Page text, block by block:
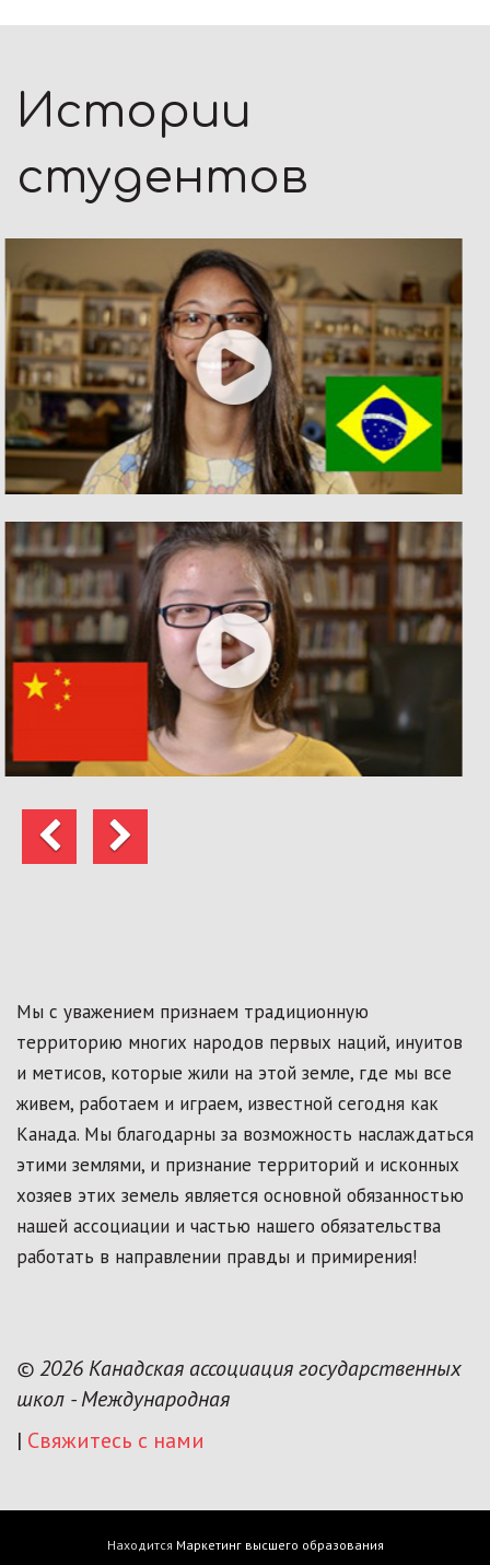
Истории
студентов
ПредыдущийСледующий
Мы с уважением признаем традиционную
территорию многих народов первых наций, инуитов
и метисов, которые жили на этой земле, где мы все
живем, работаем и играем, известной сегодня как
Канада. Мы благодарны за возможность наслаждаться
этими землями, и признание территорий и исконных
хозяев этих земель является основной обязанностью
нашей ассоциации и частью нашего обязательства
работать в направлении правды и примирения!
© 2026 Канадская ассоциация государственных
школ - Международная
| Свяжитесь с нами
Находится Маркетинг высшего образования